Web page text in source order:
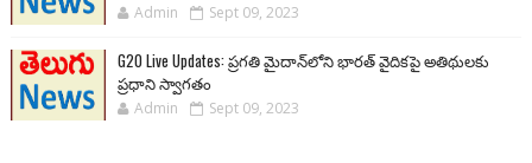
Admin Sept 09, 2023
G20 Live Updates: ప్రగతి మైదాన్‌లోని భారత్ వైదికపై అతిథులకు
ప్రధాని స్వాగతం
Admin Sept 09, 2023